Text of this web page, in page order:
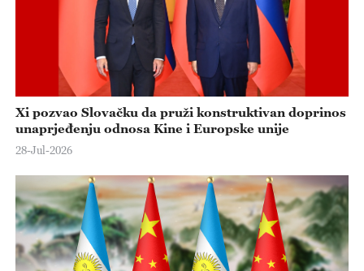
Xi pozvao Slovačku da pruži konstruktivan doprinos
unaprjeđenju odnosa Kine i Europske unije
28-Jul-2026